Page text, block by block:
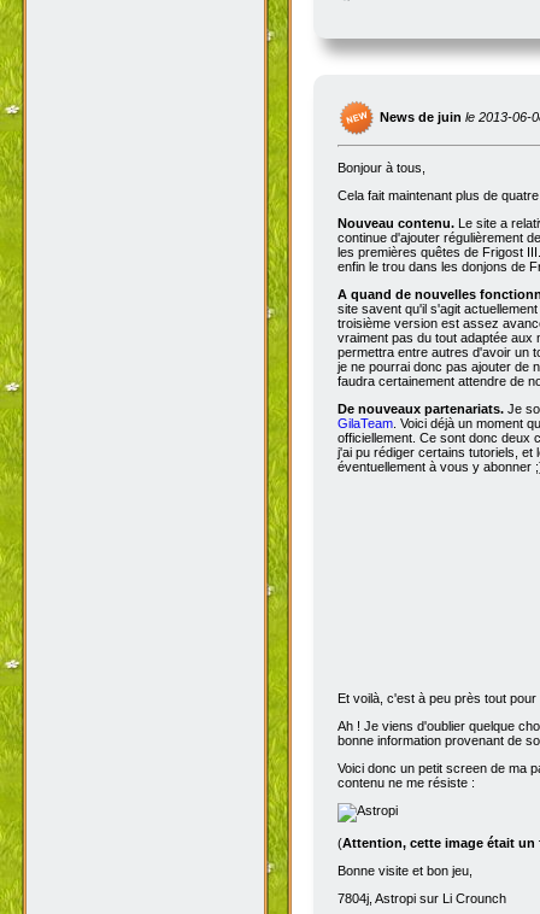
News de juin le 2013-06-
Bonjour à tous,
Cela fait maintenant plus de
Nouveau contenu. Le site a
continue d'ajouter régulièrement
les premières quêtes de Frigost
enfin le trou dans les donjons de
A quand de nouvelles
site savent qu'il s'agit
troisième version est assez
vraiment pas du tout adaptée aux
permettra entre autres d'avoir un
je ne pourrai donc pas ajouter de
faudra certainement attendre de
De nouveaux partenariats. Je
GilaTeam . Voici déjà un moment
officiellement. Ce sont donc deux
j'ai pu rédiger certains tutoriels,
éventuellement à vous y abonner
Et voilà, c'est à peu près tout
Ah ! Je viens d'oublier quelque
bonne information provenant de
Voici donc un petit screen de ma
contenu ne me résiste :
(Attention, cette image était un
Bonne visite et bon jeu,
7804j, Astropi sur Li Crounch